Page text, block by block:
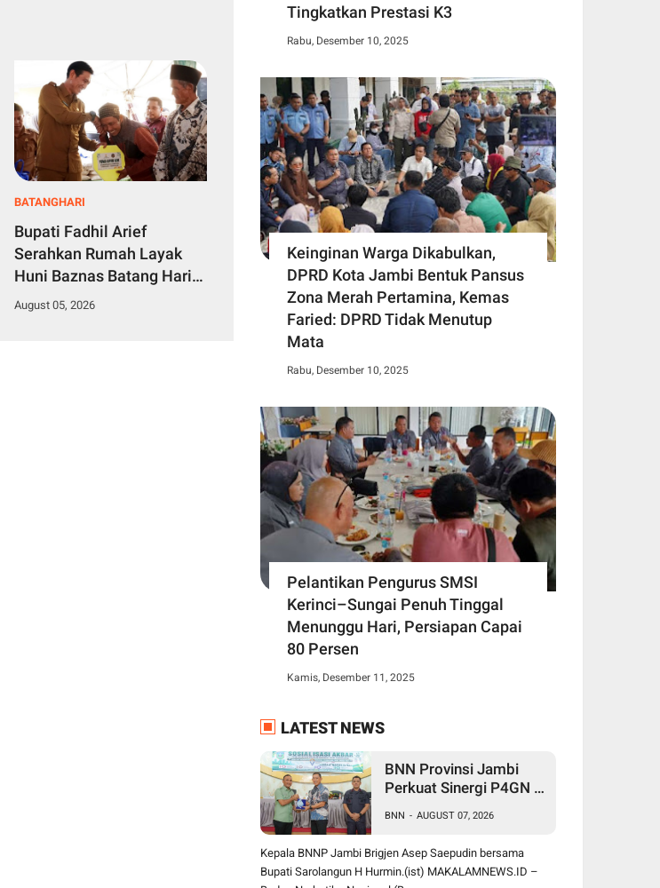
BATANGHARI
Bupati Fadhil Arief
Serahkan Rumah Layak
Huni Baznas Batang Hari
untuk Warga Desa
August 05, 2026
Tingkatkan Prestasi K3
Rabu, Desember 10, 2025
Keinginan Warga Dikabulkan,
DPRD Kota Jambi Bentuk Pansus
Zona Merah Pertamina, Kemas
Faried: DPRD Tidak Menutup
Mata
Rabu, Desember 10, 2025
Pelantikan Pengurus SMSI
Kerinci–Sungai Penuh Tinggal
Menunggu Hari, Persiapan Capai
80 Persen
Kamis, Desember 11, 2025
LATEST NEWS
BNN Provinsi Jambi
Perkuat Sinergi P4GN di
Asep Ingatkan Bahaya
Vape Zombie
BNN - AUGUST 07, 2026
Kepala BNNP Jambi Brigjen Asep Saepudin bersama
Bupati Sarolangun H Hurmin.(ist) MAKALAMNEWS.ID –